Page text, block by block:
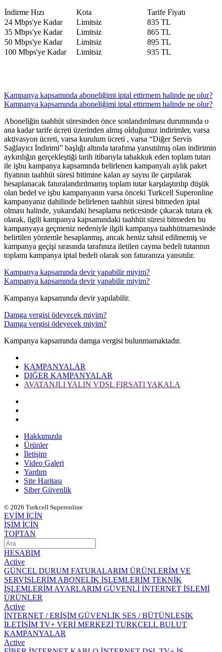
​İndirme Hızı ​Kota
​Tarife Fiyatı
​24 Mbps'ye Kadar
​Limitsiz
​835 TL
35 Mbps'ye Kadar
​Limitsiz
​865 TL
50 Mbps'ye Kadar
​Limitsiz
​895 TL
​100 Mbps'ye Kadar
​Limitsiz ​935​ TL
Kampanya kapsamında aboneliğimi iptal ettirmem halinde ne olur?
Kampanya kapsamında aboneliğimi iptal ettirmem halinde ne olur?
Aboneliğin taahhüt süresinden önce sonlandırılması durumunda o
ana kadar tarife ücreti üzerinden almış olduğunuz indirimler, varsa
aktivasyon ücreti, varsa kurulum ücreti , varsa “Diğer Servis
Sağlayıcı İndirimi” başlığı altında tarafıma yansıtılmış olan indirimin
aykırılığın gerçekleştiği tarih itibarıyla tahakkuk eden toplam tutarı
ile işbu kampanya kapsamında belirlenen kampanyalı aylık paket
fiyatının taahhüt süresi bitimine kalan ay sayısı ile çarpılarak
hesaplanacak faturalandırılmamış toplam tutar karşılaştırılıp düşük
olan bedel ve işbu kampanyanın varsa önceki Turkcell Superonline
kampanyanız dahilinde belirlenen taahhüt süresi bitmeden iptal
olması halinde, yukarıdaki hesaplama neticesinde çıkacak tutara ek
olarak, ilgili kampanya kapsamındaki taahhüt süresi bitmeden bu
kampanyaya geçmeniz nedeniyle ilgili kampanya taahhütnamesinde
belirtilen yöntemle hesaplanmış, ancak henüz tahsil edilmemiş ve
kampanya geçişi sırasında tarafınıza iletilen cayma bedeli tutarının
toplamı kampanya iptal bedeli olarak son faturanıza yansıtılır.​​
Kampanya kapsamında devir yapabilir miyim?
Kampanya kapsamında devir yapabilir miyim?
Kampanya kapsamında devir yapılabilir. ​
Damga vergisi ödeyecek miyim?
Damga vergisi ödeyecek miyim?
Kampanya kapsamında damga vergisi bulunmamaktadır.​​
KAMPANYALAR
DIĞER KAMPANYALAR
AVATANJLI YALIN VDSL FIRSATI YAKALA
Hakkımızda
Ürünler
İletişim
Video Galeri
Yardım
Site Haritası
Siber Güvenlik
© 2026 Turkcell Superonline
EVİM İÇİN
İŞİM İÇİN
TOPTAN
HESABIM
Active
GÜNCEL DURUM FATURALARIM ÜRÜNLERİM VE
SERVİSLERİMABONELİK İŞLEMLERİM TEKNİK
İŞLEMLERİMAYARLARIM GÜVENLİ İNTERNET İŞLEMİ
ÜRÜNLER
Active
İNTERNET / ERİŞİM GÜVENLİK SES / BÜTÜNLEŞİK
İLETİŞİM TV+ VERİ MERKEZİ TURKCELL BULUT
KAMPANYALAR
Active